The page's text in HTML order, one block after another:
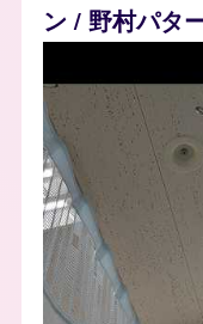
ン / 野村パタ